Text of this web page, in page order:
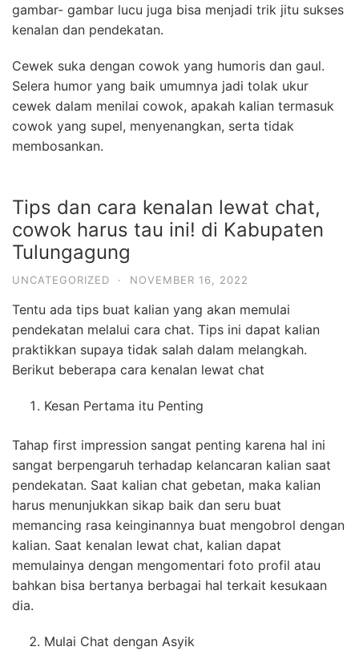
gambar- gambar lucu juga bisa menjadi trik jitu sukses
kenalan dan pendekatan.
Cewek suka dengan cowok yang humoris dan gaul.
Selera humor yang baik umumnya jadi tolak ukur
cewek dalam menilai cowok, apakah kalian termasuk
cowok yang supel, menyenangkan, serta tidak
membosankan.
Tips dan cara kenalan lewat chat,
cowok harus tau ini! di Kabupaten
Tulungagung
UNCATEGORIZED · NOVEMBER 16, 2022
Tentu ada tips buat kalian yang akan memulai
pendekatan melalui cara chat. Tips ini dapat kalian
praktikkan supaya tidak salah dalam melangkah.
Berikut beberapa cara kenalan lewat chat
Kesan Pertama itu Penting
Tahap first impression sangat penting karena hal ini
sangat berpengaruh terhadap kelancaran kalian saat
pendekatan. Saat kalian chat gebetan, maka kalian
harus menunjukkan sikap baik dan seru buat
memancing rasa keinginannya buat mengobrol dengan
kalian. Saat kenalan lewat chat, kalian dapat
memulainya dengan mengomentari foto profil atau
bahkan bisa bertanya berbagai hal terkait kesukaan
dia.
Mulai Chat dengan Asyik